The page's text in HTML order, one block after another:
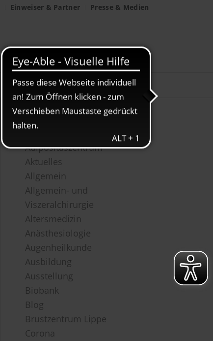
Einweiser & Partner Presse & Medien
Kategorien
Adipositaszentrum
Aktuelles
Allgemein
Allgemein- und
Viszeralchirurgie
Altersmedizin
Anästhesiologie
Augenheilkunde
Ausbildung
Ausstellung
Biobank
Blog
Brustzentrum Lippe
Corona